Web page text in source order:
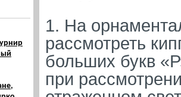
1. На
рассмотреть
больших букв
при